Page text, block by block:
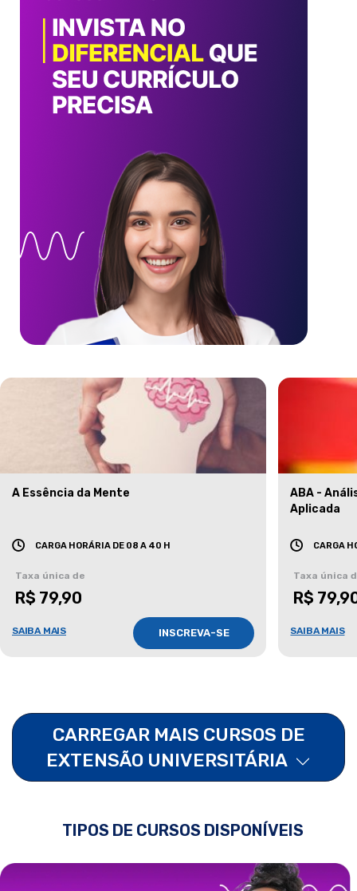
A Essência da Mente
CARGA HORÁRIA DE 08 A 40 H
Taxa única de
R$ 79,90
SAIBA MAIS INSCREVA-SE
ABA -
Aplicada
CARGA
Taxa única
R$
SAIBA MAIS
CARREGAR MAIS CURSOS DE
EXTENSÃO UNIVERSITÁRIA
TIPOS DE CURSOS DISPONÍVEIS